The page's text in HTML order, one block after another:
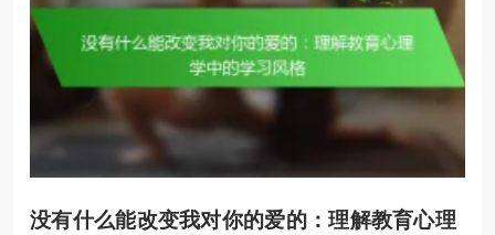
没有什么能改变我对你的爱的：理解教育心理